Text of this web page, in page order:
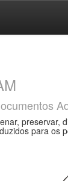
preservar,
para os